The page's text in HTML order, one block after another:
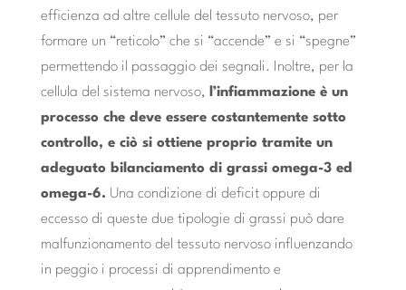
efficienza ad altre cellule del tessuto nervoso, per
formare un “reticolo” che si “accende” e si “spegne”
permettendo il passaggio dei segnali. Inoltre, per la
cellula del sistema nervoso, l’infiammazione è un
processo che deve essere costantemente sotto
controllo, e ciò si ottiene proprio tramite un
adeguato bilanciamento di grassi omega-3 ed
omega-6. Una condizione di deficit oppure di
eccesso di queste due tipologie di grassi può dare
malfunzionamento del tessuto nervoso influenzando
in peggio i processi di apprendimento e